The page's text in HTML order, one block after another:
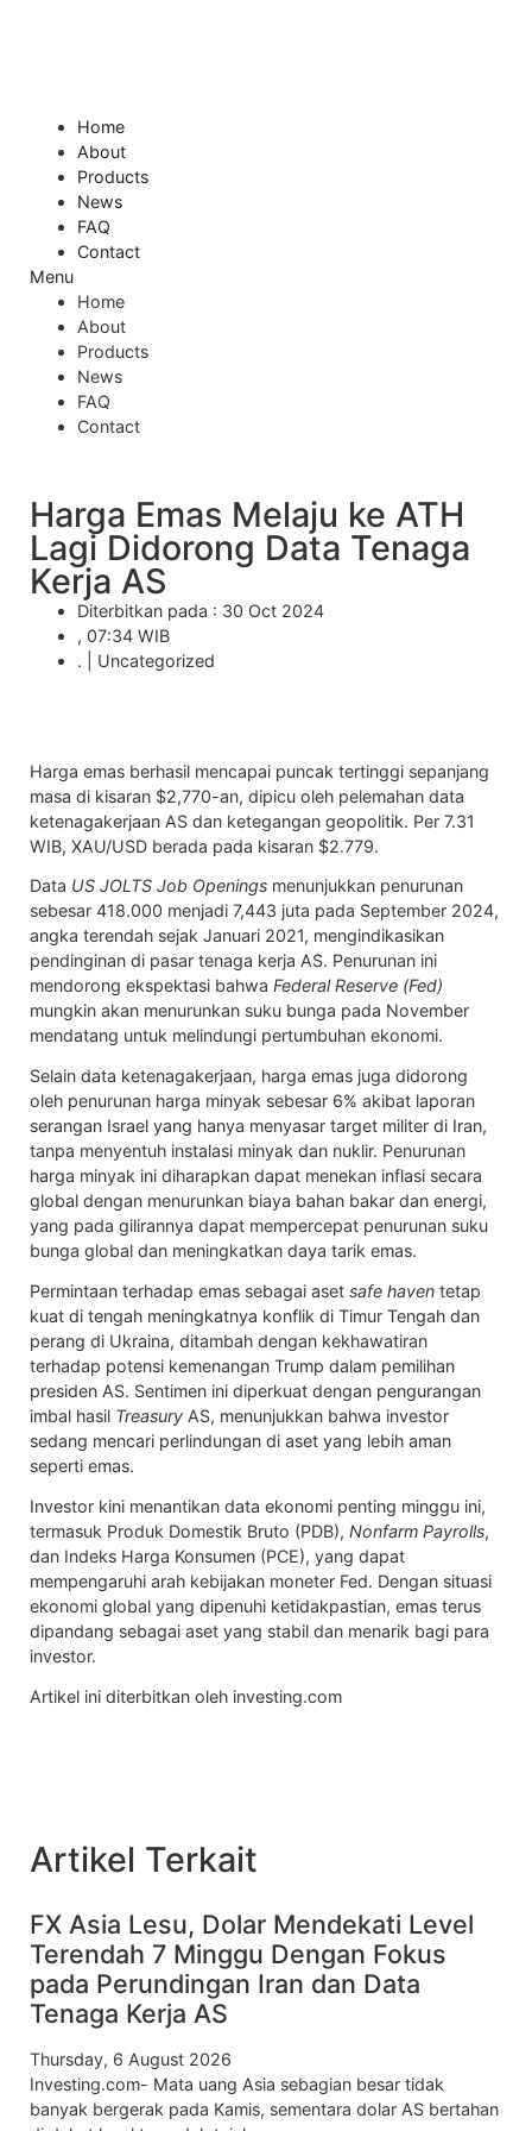
Home
About
Products
News
FAQ
Contact
Menu
Home
About
Products
News
FAQ
Contact
Harga Emas Melaju ke ATH
Lagi Didorong Data Tenaga
Kerja AS
Diterbitkan pada : 30 Oct 2024
, 07:34 WIB
. |
Uncategorized
Harga emas berhasil mencapai puncak tertinggi sepanjang
masa di kisaran $2,770-an, dipicu oleh pelemahan data
ketenagakerjaan AS dan ketegangan geopolitik. Per 7.31
WIB,XAU/USD berada pada kisaran $2.779.
Data US JOLTS Job Openings menunjukkan penurunan
sebesar 418.000 menjadi 7,443 juta pada September 2024,
angka terendah sejak Januari 2021, mengindikasikan
pendinginan di pasar tenaga kerja AS. Penurunan ini
mendorong ekspektasi bahwaFederal Reserve (Fed)
mungkin akan menurunkan suku bunga pada November
mendatang untuk melindungi pertumbuhan ekonomi.
Selain data ketenagakerjaan, harga emas juga didorong
oleh penurunan harga minyak sebesar 6% akibat laporan
serangan Israel yang hanya menyasar target militer di Iran,
tanpa menyentuh instalasi minyak dan nuklir. Penurunan
harga minyak ini diharapkan dapat menekan inflasi secara
global dengan menurunkan biaya bahan bakar dan energi,
yang pada gilirannya dapat mempercepat penurunan suku
bunga global dan meningkatkan daya tarik emas.
Permintaan terhadap emas sebagai asetsafe haven tetap
kuat di tengah meningkatnya konflik di Timur Tengah dan
perang di Ukraina, ditambah dengan kekhawatiran
terhadap potensi kemenangan Trump dalam pemilihan
presiden AS. Sentimen ini diperkuat dengan pengurangan
imbal hasil Treasury AS, menunjukkan bahwa investor
sedang mencari perlindungan di aset yang lebih aman
seperti emas.
Investor kini menantikan data ekonomi penting minggu ini,
termasuk Produk Domestik Bruto (PDB),Nonfarm Payrolls,
dan Indeks Harga Konsumen (PCE), yang dapat
mempengaruhi arah kebijakan moneter Fed. Dengan situasi
ekonomi global yang dipenuhi ketidakpastian, emas terus
dipandang sebagai aset yang stabil dan menarik bagi para
investor.
Artikel ini diterbitkan oleh investing.com
Artikel Terkait
FX Asia Lesu, Dolar Mendekati Level
Terendah 7 Minggu Dengan Fokus
pada Perundingan Iran dan Data
Tenaga Kerja AS
Thursday, 6 August 2026
Investing.com- Mata uang Asia sebagian besar tidak
banyak bergerak pada Kamis, sementara dolar AS bertahan